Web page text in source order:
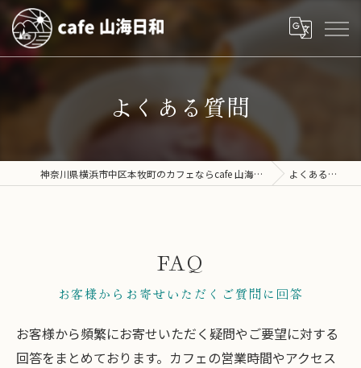
よくある質問
神奈川県横浜市中区本牧町のカフェならcafe 山海日和 よくある質問
お客様からお寄せいただくご質問に回答
FAQ
お客様から頻繁にお寄せいただく疑問やご要望に対する
回答をまとめております。カフェの営業時間やアクセス